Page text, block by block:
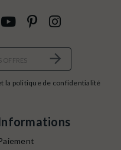
la politique de confidentialité